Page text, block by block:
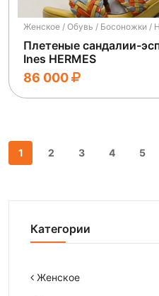
Женское / Обувь / Босоножки /
Плетеные сандалии-
Ines HERMES
86 000
1 2 3 4 5
Категории
Женское